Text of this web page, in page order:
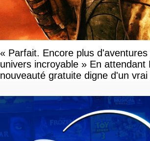
« Parfait. Encore plus
univers incroyable » En attendant
nouveauté gratuite digne d'un